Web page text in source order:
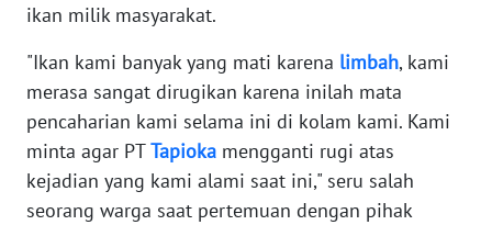
ikan milik masyarakat.
"Ikan kami banyak yang mati karena limbah, kami
merasa sangat dirugikan karena inilah mata
pencaharian kami selama ini di kolam kami. Kami
minta agar PTTapioka mengganti rugi atas
kejadian yang kami alami saat ini," seru salah
seorang warga saat pertemuan dengan pihak
PEDOMAN
MEDIA
SIBER
REDAKSI
KARIR